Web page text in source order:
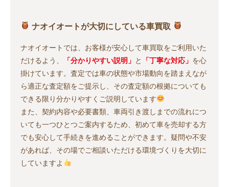
ナオイオートが大切にしている車買取
ナオイオートでは、お客様が安心して車買取をご利用いた
だけるよう、
「分かりやすい説明」 と 「丁寧な対応」 を心
掛けています。査定では車の状態や市場動向を踏まえなが
ら適正な査定額をご提示し、その査定額の根拠についても
できる限り分かりやすくご説明しています
また、契約内容や必要書類、車両引き渡しまでの流れにつ
いても一つひとつご案内するため、初めて車を売却する方
でも安心して手続きを進めることができます。疑問や不安
があれば、その場でご相談いただける環境づくりを大切に
していますよ